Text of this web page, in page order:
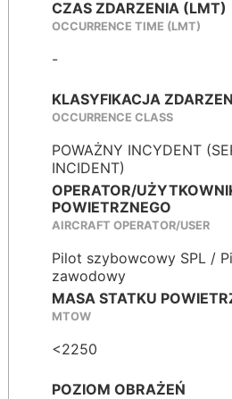
CZAS ZDARZENIA (LMT)
OCCURRENCE TIME (LMT)
-
KLASYFIKACJA
OCCURRENCE CLASS
POWAŻNY INCYDENT
INCIDENT)
OPERATOR/
POWIETRZNEGO
AIRCRAFT OPERATOR/USER
Pilot szybowcowy SPL /
zawodowy
MASA STATKU
MTOW
<2250
POZIOM OBRAŻEŃ